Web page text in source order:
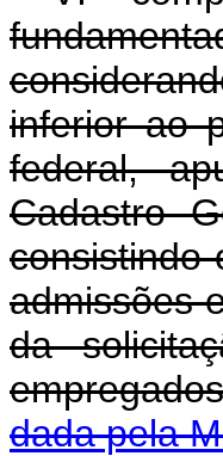
inferior ao
federal,
Cadastro
consistindo
admissões
da
dada pela